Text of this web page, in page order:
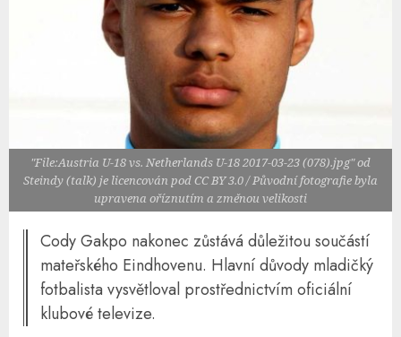
"File:Austria U-18 vs. Netherlands U-18 2017-03-23 (078).jpg" od
Steindy (talk) je licencován pod CC BY 3.0 / Původní fotografie byla
upravena oříznutím a změnou velikosti
Cody Gakpo nakonec zůstává důležitou součástí
mateřského Eindhovenu. Hlavní důvody mladičký
fotbalista vysvětloval prostřednictvím oficiální
klubové televize.